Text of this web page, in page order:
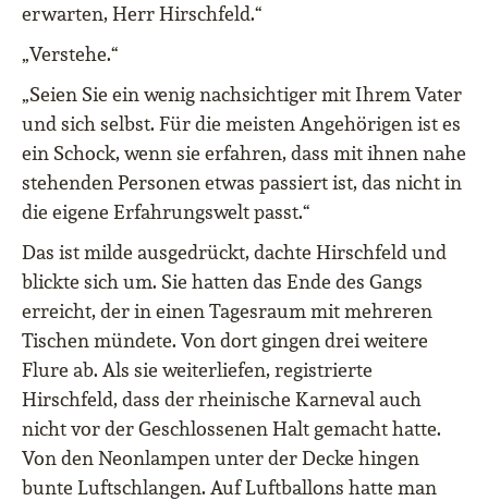
erwarten, Herr Hirschfeld.“
„Verstehe.“
„Seien Sie ein wenig nachsichtiger mit Ihrem Vater
und sich selbst. Für die meisten Angehörigen ist es
ein Schock, wenn sie erfahren, dass mit ihnen nahe
stehenden Personen etwas passiert ist, das nicht in
die eigene Erfahrungswelt passt.“
Das ist milde ausgedrückt, dachte Hirschfeld und
blickte sich um. Sie hatten das Ende des Gangs
erreicht, der in einen Tagesraum mit mehreren
Tischen mündete. Von dort gingen drei weitere
Flure ab. Als sie weiterliefen, registrierte
Hirschfeld, dass der rheinische Karneval auch
nicht vor der Geschlossenen Halt gemacht hatte.
Von den Neonlampen unter der Decke hingen
bunte Luftschlangen. Auf Luftballons hatte man